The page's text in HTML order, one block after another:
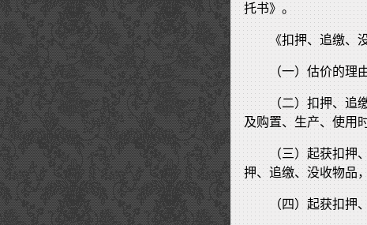
托书》。
《扣押、追缴、
（一）估价的理
（二）扣押、追
及购置、生产、使用
（三）起获扣押
押、追缴、没收物品
（四）起获扣押